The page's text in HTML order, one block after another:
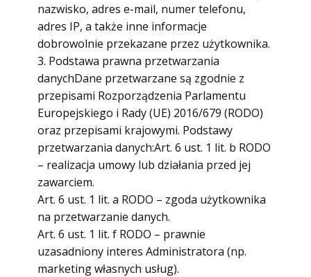
nazwisko, adres e-mail, numer telefonu,
adres IP, a także inne informacje
dobrowolnie przekazane przez użytkownika.
3. Podstawa prawna przetwarzania
danychDane przetwarzane są zgodnie z
przepisami Rozporządzenia Parlamentu
Europejskiego i Rady (UE) 2016/679 (RODO)
oraz przepisami krajowymi. Podstawy
przetwarzania danych:Art. 6 ust. 1 lit. b RODO
– realizacja umowy lub działania przed jej
zawarciem.
Art. 6 ust. 1 lit. a RODO – zgoda użytkownika
na przetwarzanie danych.
Art. 6 ust. 1 lit. f RODO – prawnie
uzasadniony interes Administratora (np.
marketing własnych usług).